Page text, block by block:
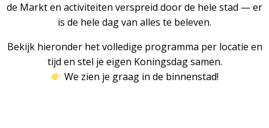
de Markt en activiteiten verspreid door de hele stad — er
is de hele dag van alles te beleven.
Bekijk hieronder het volledige programma per locatie en
tijd en stel je eigen Koningsdag samen.
We zien je graag in de binnenstad!